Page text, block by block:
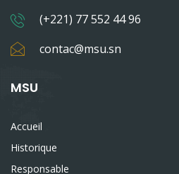
(+221) 77 552 44 96
contac@msu.sn
MSU
Accueil
Historique
Responsable